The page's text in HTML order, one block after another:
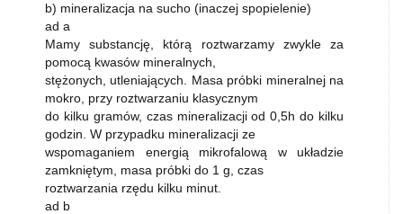
b) mineralizacja na sucho (inaczej spopielenie)
ad a
Mamy substancję, którą roztwarzamy zwykle za
pomocą kwasów mineralnych,
stężonych, utleniających. Masa próbki mineralnej na
mokro, przy roztwarzaniu klasycznym
do kilku gramów, czas mineralizacji od 0,5h do kilku
godzin. W przypadku mineralizacji ze
wspomaganiem energią mikrofalową w układzie
zamkniętym, masa próbki do 1 g, czas
roztwarzania rzędu kilku minut.
ad b